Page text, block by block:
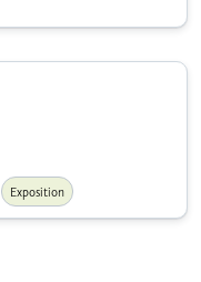
Exposition